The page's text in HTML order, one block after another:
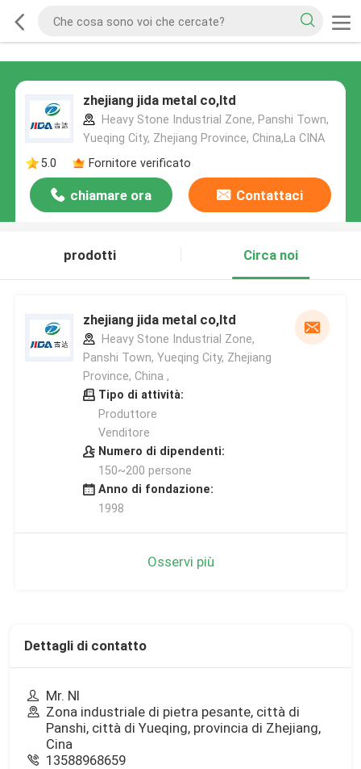
zhejiang jida metal co,ltd
Heavy Stone Industrial Zone, Panshi Town,
Yueqing City, Zhejiang Province, China,La CINA
5.0
Fornitore verificato
chiamare ora Contattaci
prodotti Circa noi
zhejiang jida metal co,ltd
Heavy Stone Industrial Zone,
Panshi Town, Yueqing City, Zhejiang
Province, China ,
Tipo di attività:
Produttore
Venditore
Numero di dipendenti:
150~200 persone
Anno di fondazione:
1998
Osservi più
Dettagli di contatto
Mr. NI
Zona industriale di pietra pesante, città di
Panshi, città di Yueqing, provincia di Zhejiang,
Cina
13588968659